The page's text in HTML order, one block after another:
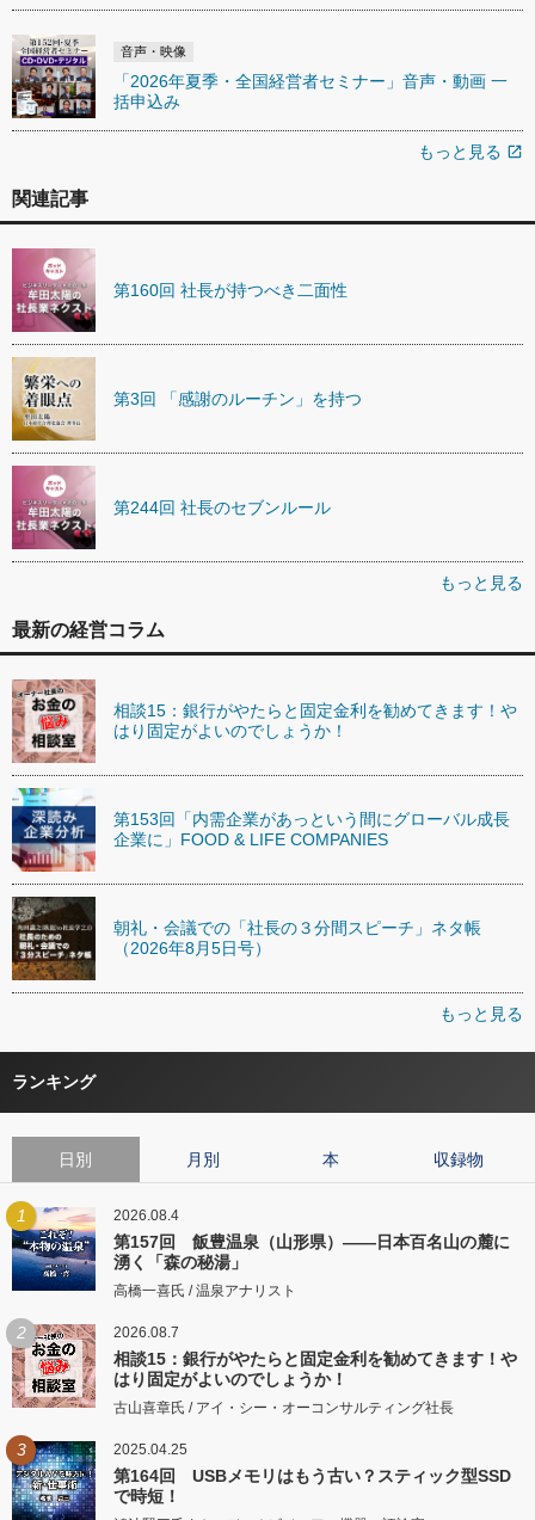
音声・映像
「2026年夏季・全国経営者セミナー」音声・動画 一
括申込み
もっと見る open_in_new
関連記事
第160回 社長が持つべき二面性
第3回 「感謝のルーチン」を持つ
第244回 社長のセブンルール
もっと見る
最新の経営コラム
相談15：銀行がやたらと固定金利を勧めてきます！や
はり固定がよいのでしょうか！
第153回「内需企業があっという間にグローバル成長
企業に」FOOD & LIFE COMPANIES
朝礼・会議での「社長の３分間スピーチ」ネタ帳
（2026年8月5日号）
もっと見る
ランキング
日別 月別 本 収録物
1 2026.08.4
第157回 飯豊温泉（山形県）――日本百名山の麓に
湧く「森の秘湯」
高橋一喜氏 / 温泉アナリスト
2 2026.08.7
相談15：銀行がやたらと固定金利を勧めてきます！や
はり固定がよいのでしょうか！
古山喜章氏 / アイ・シー・オーコンサルティング社長
3 2025.04.25
第164回 USBメモリはもう古い？スティック型SSD
で時短！